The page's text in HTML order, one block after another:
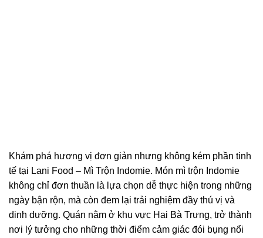
Khám phá hương vị đơn giản nhưng không kém phần tinh
tế tại Lani Food – Mì Trộn Indomie. Món mì trộn Indomie
không chỉ đơn thuần là lựa chọn dễ thực hiện trong những
ngày bận rộn, mà còn đem lại trải nghiệm đầy thú vị và
dinh dưỡng. Quán nằm ở khu vực Hai Bà Trưng, trở thành
nơi lý tưởng cho những thời điểm cảm giác đói bụng nổi